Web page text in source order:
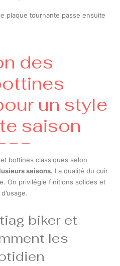
plaque tournante passe ensuite
des
un style
saison
bottines classiques selon
saisons. La qualité du cuir
On privilégie finitions solides et
biker et
les